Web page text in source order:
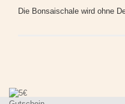
Die Bonsaischale wird ohne